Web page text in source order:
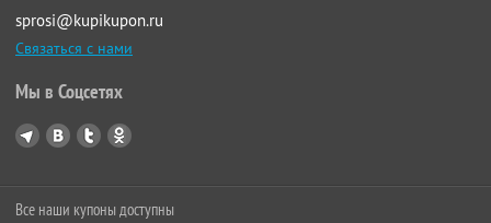
sprosi@kupikupon.ru
Связаться с нами
Мы в Соцсетях
Все наши купоны доступны